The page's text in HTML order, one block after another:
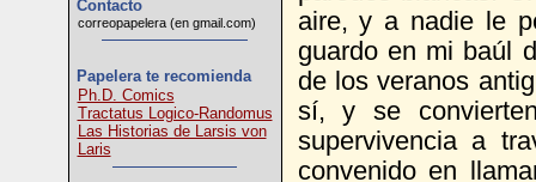
Contacto
correopapelera (en gmail.com)
Papelera te recomienda
Ph.D. Comics
Tractatus Logico-Randomus
Las Historias de Larsis von
Laris
aire, y a nadie le
guardo en mi baúl
de los veranos
sí, y se
supervivencia a
convenido en